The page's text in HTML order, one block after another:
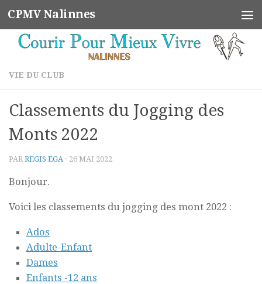
Skip to content
CPMV Nalinnes
VIE DU CLUB
Classements du Jogging des
Monts 2022
PAR REGIS EGA · 26 MAI 2022
Bonjour.
Voici les classements du jogging des mont 2022 :
Ados
Adulte-Enfant
Dames
Enfants -12 ans